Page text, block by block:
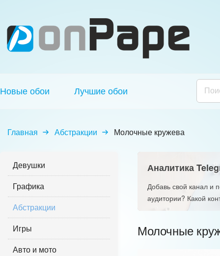
Новые обои Лучшие обои
Главная Абстракции Молочные кружева
Девушки
Графика
Абстракции
Игры
Авто и мото
Аналитика
Добавь свой канал и
аудитории? Какой
Молочные